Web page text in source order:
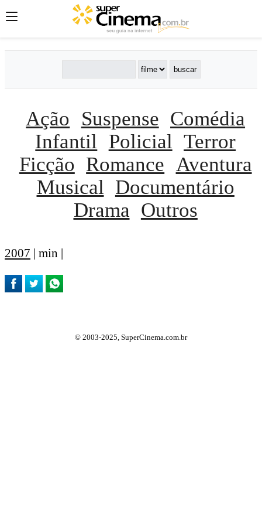
Ação Suspense Comédia
Infantil
Policial Terror
Ficção Romance Aventura
Musical
Documentário
Drama Outros
2007 | min |
© 2003-2025, SuperCinema.com.br